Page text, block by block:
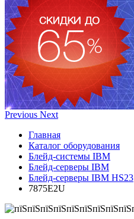
Previous Next
Главная
Каталог оборудования
Блейд-системы IBM
Блейд-серверы IBM
Блейд-серверы IBM HS23
7875E2U